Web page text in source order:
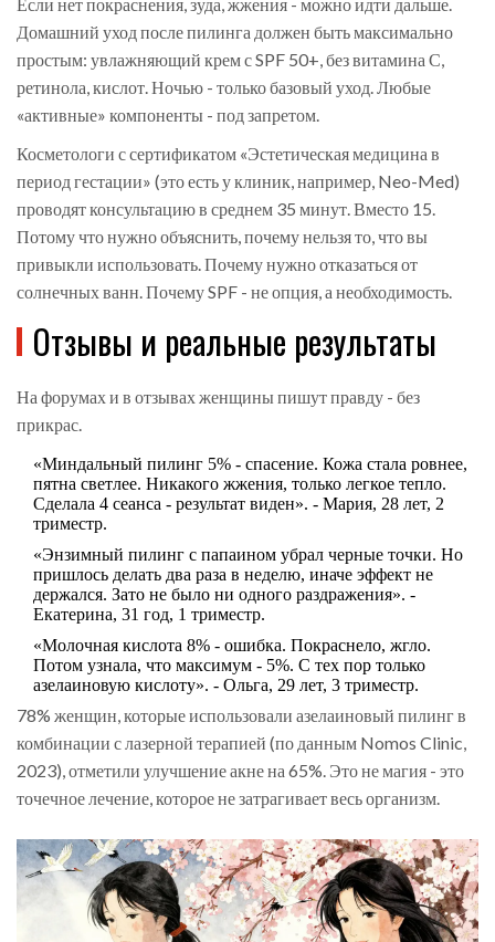
Домашний уход после пилинга должен быть максимально
простым: увлажняющий крем с SPF 50+, без витамина С,
ретинола, кислот. Ночью - только базовый уход. Любые
«активные» компоненты - под запретом.
Косметологи с сертификатом «Эстетическая медицина в
период гестации» (это есть у клиник, например, Neo-Med)
проводят консультацию в среднем 35 минут. Вместо 15.
Потому что нужно объяснить, почему нельзя то, что вы
привыкли использовать. Почему нужно отказаться от
солнечных ванн. Почему SPF - не опция, а необходимость.
Отзывы и реальные результаты
На форумах и в отзывах женщины пишут правду - без
прикрас.
«Миндальный пилинг 5% - спасение. Кожа стала ровнее,
пятна светлее. Никакого жжения, только легкое тепло.
Сделала 4 сеанса - результат виден». - Мария, 28 лет, 2
триместр.
«Энзимный пилинг с папаином убрал черные точки. Но
пришлось делать два раза в неделю, иначе эффект не
держался. Зато не было ни одного раздражения». -
Екатерина, 31 год, 1 триместр.
«Молочная кислота 8% - ошибка. Покраснело, жгло.
Потом узнала, что максимум - 5%. С тех пор только
азелаиновую кислоту». - Ольга, 29 лет, 3 триместр.
78% женщин, которые использовали азелаиновый пилинг в
комбинации с лазерной терапией (по данным Nomos Clinic,
2023), отметили улучшение акне на 65%. Это не магия - это
точечное лечение, которое не затрагивает весь организм.